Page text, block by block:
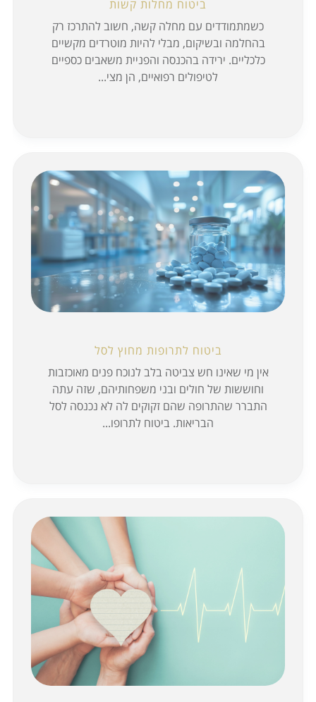
ביטוח מחלות קשות
כשמתמודדים עם מחלה קשה, חשוב להתרכז רק
בהחלמה ובשיקום, מבלי להיות מוטרדים מקשיים
כלכליים. ירידה בהכנסה והפניית משאבים כספיים
לטיפולים רפואיים, הן מצי...
ביטוח לתרופות מחוץ לסל
אין מי שאינו חש צביטה בלב לנוכח פנים מאוכזבות
וחוששות של חולים ובני משפחותיהם, שזה עתה
התברר שהתרופה שהם זקוקים לה לא נכנסה לסל
הבריאות. ביטוח לתרופו...